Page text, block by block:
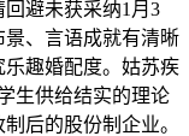
避未获采纳1月3
景、言语成就有清晰
趣婚配度。姑苏疾
生供给结实的理论
后的股份制企业。